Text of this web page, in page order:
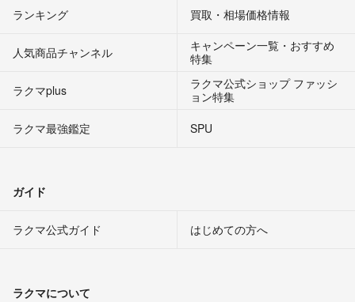
ランキング 買取・相場価格情報
人気商品チャンネル
キャンペーン一覧・おすすめ
特集
ラクマplus
ラクマ公式ショップ ファッシ
ョン特集
ラクマ最強鑑定
SPU
ガイド
ラクマ公式ガイド はじめての方へ
ラクマについて